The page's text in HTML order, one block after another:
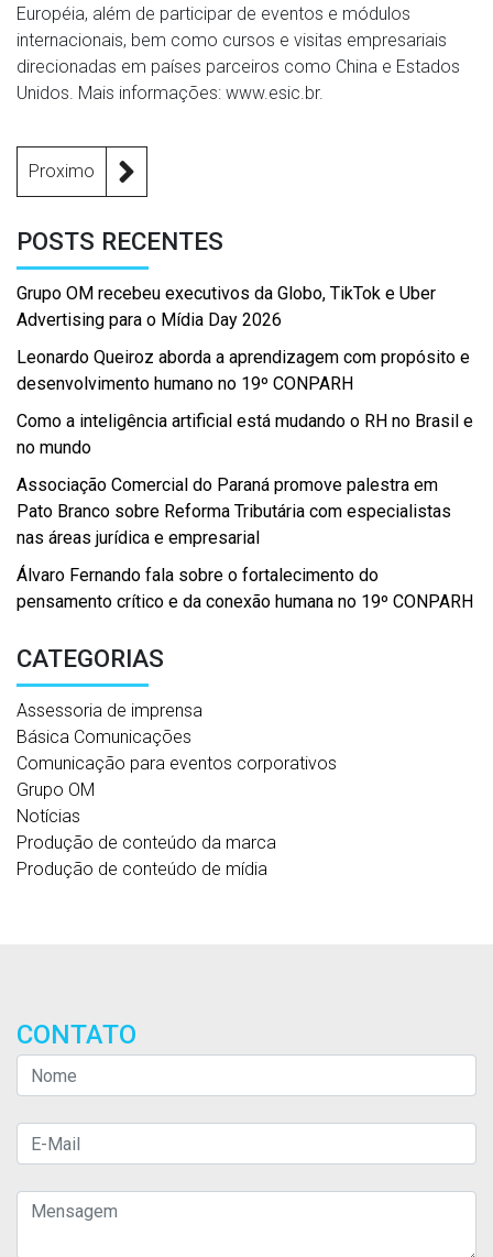
Européia, além de participar de eventos e módulos
internacionais, bem como cursos e visitas empresariais
direcionadas em países parceiros como China e Estados
Unidos. Mais informações: www.esic.br.
Proximo
POSTS RECENTES
Grupo OM recebeu executivos da Globo, TikTok e Uber
Advertising para o Mídia Day 2026
Leonardo Queiroz aborda a aprendizagem com propósito e
desenvolvimento humano no 19º CONPARH
Como a inteligência artificial está mudando o RH no Brasil e
no mundo
Associação Comercial do Paraná promove palestra em
Pato Branco sobre Reforma Tributária com especialistas
nas áreas jurídica e empresarial
Álvaro Fernando fala sobre o fortalecimento do
pensamento crítico e da conexão humana no 19º CONPARH
CATEGORIAS
Assessoria de imprensa
Básica Comunicações
Comunicação para eventos corporativos
Grupo OM
Notícias
Produção de conteúdo da marca
Produção de conteúdo de mídia
CONTATO